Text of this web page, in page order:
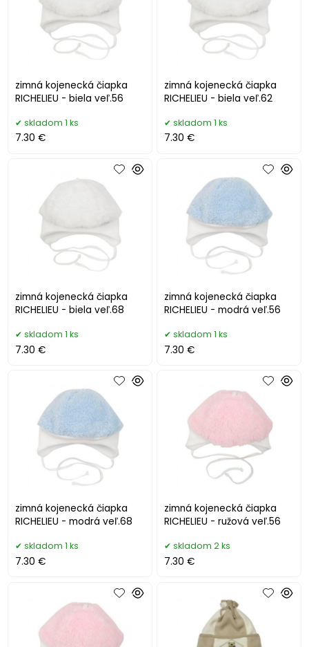
zimná kojenecká čiapka
RICHELIEU - biela veľ.56
skladom 1 ks
7.30 €
zimná kojenecká čiapka
RICHELIEU - biela veľ.62
skladom 1 ks
7.30 €
zimná kojenecká čiapka
RICHELIEU - biela veľ.68
skladom 1 ks
7.30 €
zimná kojenecká čiapka
RICHELIEU - modrá veľ.56
skladom 1 ks
7.30 €
zimná kojenecká čiapka
RICHELIEU - modrá veľ.68
skladom 1 ks
7.30 €
zimná kojenecká čiapka
RICHELIEU - ružová veľ.56
skladom 2 ks
7.30 €